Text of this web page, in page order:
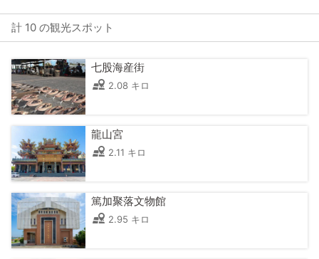
ク
計 10 の観光スポット
七股海産街
2.08 キロ
龍山宮
2.11 キロ
篤加聚落文物館
2.95 キロ